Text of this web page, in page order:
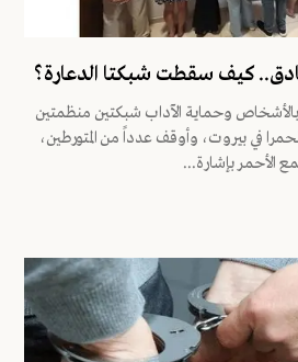
كيف سقطت شبكتا الدعارة؟
وحماية الآداب شبكتين منظمتين
في بيروت، وأوقف عدداً من المتورطين،
الأحمر بإشارة...